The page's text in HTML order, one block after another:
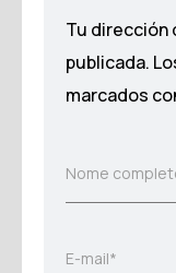
Tu dirección
publicada.
marcados
Nome
E-mail*